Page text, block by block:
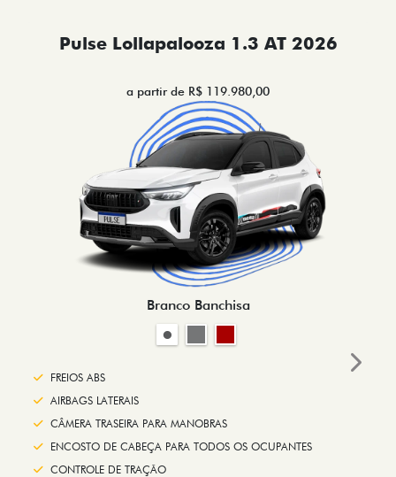
Pulse Lollapalooza 1.3 AT 2026
a partir de R$ 119.980,00
Branco Banchisa
FREIOS ABS
AIRBAGS LATERAIS
CÂMERA TRASEIRA PARA MANOBRAS
ENCOSTO DE CABEÇA PARA TODOS OS OCUPANTES
CONTROLE DE TRAÇÃO
Next